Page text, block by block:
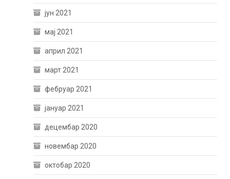
јун 2021
мај 2021
април 2021
март 2021
фебруар 2021
јануар 2021
децембар 2020
новембар 2020
октобар 2020